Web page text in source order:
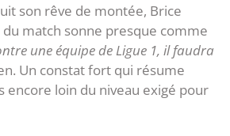
son rêve de montée, Brice
match sonne presque comme
une équipe de Ligue 1, il faudra
Un constat fort qui résume
encore loin du niveau exigé pour